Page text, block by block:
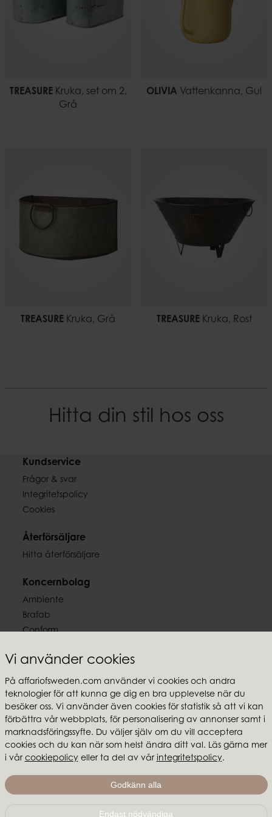
Vi använder cookies
På affariofsweden.com använder vi cookies och andra
teknologier för att kunna ge dig en bra upplevelse när du
besöker oss. Vi använder även cookies för statistik så att vi kan
förbättra vår webbplats, för personalisering av annonser samt i
marknadsföringssyfte. Du väljer själv om du vill acceptera
cookies och du kan när som helst ändra ditt val. Läs gärna mer
i vår cookiepolicyeller ta del av vår integritetspolicy.
Godkänn alla
Endast nödvändiga
TREASUREKruka, set om 2,
Grå
OLIVIA Vattenkanna, Gul
TREASURE Kruka, Grå TREASUREKruka, Rost
Hitta din stil hos oss
Kundservice
Frågor & svar
Integritetspolicy
Cookies
Återförsäljare
Hitta återförsäljare
Koncernbolag
Ambiente
Brafab
Conform
MTI
Följ oss
Affari of Sweden
Om oss